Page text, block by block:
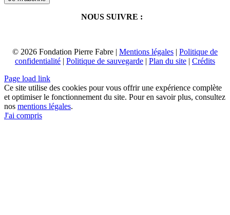
NOUS SUIVRE :
© 2026 Fondation Pierre Fabre | Mentions légales | Politique de
confidentialité | Politique de sauvegarde | Plan du site | Crédits
Page load link
Ce site utilise des cookies pour vous offrir une expérience complète
et optimiser le fonctionnement du site. Pour en savoir plus, consultez
nos mentions légales.
J'ai compris